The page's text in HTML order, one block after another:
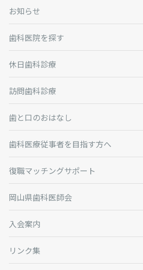
お知らせ
歯科医院を探す
休日歯科診療
訪問歯科診療
歯と口のおはなし
歯科医療従事者を目指す方へ
復職マッチングサポート
岡山県歯科医師会
入会案内
リンク集